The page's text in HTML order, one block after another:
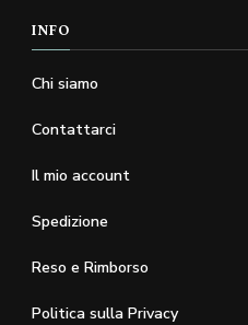
INFO
Chi siamo
Contattarci
Il mio account
Spedizione
Reso e Rimborso
Politica sulla Privacy